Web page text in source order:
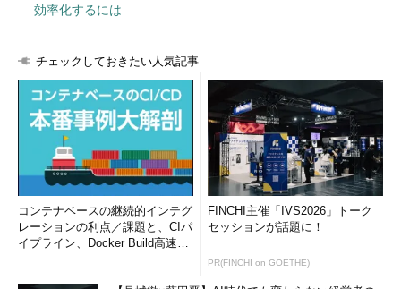
効率化するには
チェックしておきたい人気記事
コンテナベースの継続的インテグ
レーションの利点／課題と、CIパ
イプライン、Docker Build高速化
FINCHI主催「IVS2026」トーク
セッションが話題に！
PR(FINCHI on GOETHE)